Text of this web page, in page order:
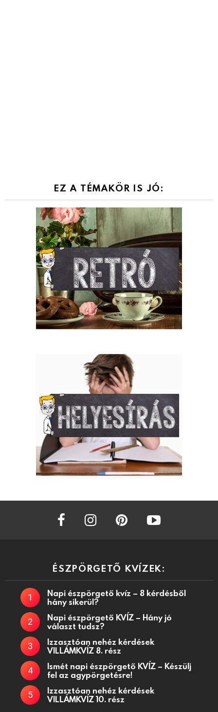
EZ A TÉMAKÖR IS JÓ:
facebook instagram
ÉSZPÖRGETŐ KVÍZEK:
Napi észpörgető kvíz – 8 kérdésből
hány sikerül?
Napi észpörgető KVÍZ – Hány jó
választ tudsz?
Izzasztóan nehéz kérdések
VILLÁMKVÍZ 8. rész
Ismét napi észpörgető KVÍZ – Készülj
fel az agypörgetésre!
Izzasztóan nehéz kérdések
VILLÁMKVÍZ 10. rész